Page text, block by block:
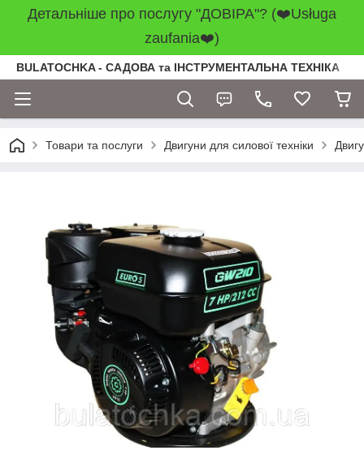
Детальніше про послугу "ДОВІРА"? (❤️Usługa
zaufania❤️)
BULATOCHKA - САДОВА та ІНСТРУМЕНТАЛЬНА ТЕХНІКА
Товари та послуги Двигуни для силової техніки